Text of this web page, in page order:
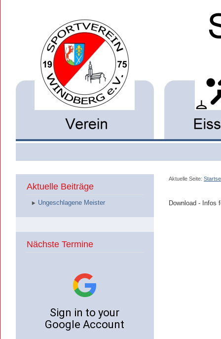
Aktuelle Seite:
Aktuelle Beiträge
Ungeschlagene Meister
Nächste Termine
Download - Infos